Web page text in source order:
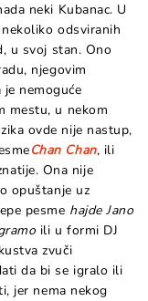
neki Kubanac. U
odsviranih
u svoj stan. Ono
njegovim
nemoguće
mestu, u nekom
ovde nije nastup,
Chan Chan, ili
Ona nije
opuštanje uz
pesme hajde Jano
ili u formi DJ
zvuči
da bi se igralo ili
jer nema nekog